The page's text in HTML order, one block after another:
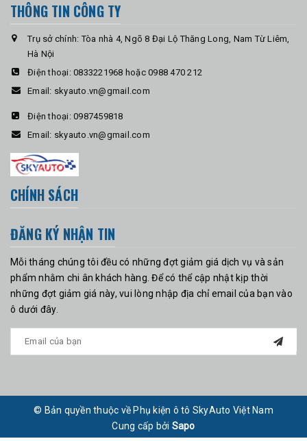
THÔNG TIN CÔNG TY
Trụ sở chính: Tòa nhà 4, Ngõ 8 Đại Lộ Thăng Long, Nam Từ Liêm,
Hà Nội
Điện thoại: 0833221968 hoặc 0988 470 212
Email: skyauto.vn@gmail.com
Điện thoại: 0987459818
Email: skyauto.vn@gmail.com
CHÍNH SÁCH
ĐĂNG KÝ NHẬN TIN
Mỗi tháng chúng tôi đều có những đợt giảm giá dịch vụ và sản
phẩm nhằm chi ân khách hàng. Để có thể cập nhật kịp thời
những đợt giảm giá này, vui lòng nhập địa chỉ email của bạn vào
ô dưới đây.
© Bản quyền thuộc về Phụ kiện ô tô SkyAuto Việt Nam
Cung cấp bởi Sapo